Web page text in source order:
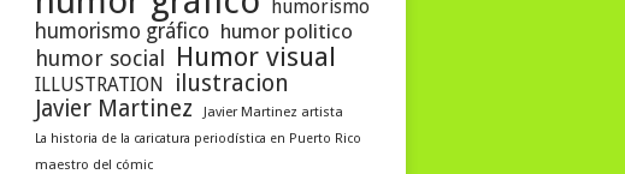
humorismo
humorismo gráfico humor politico
humor social Humor visual
ILLUSTRATION
ilustracion
Javier Martinez
Javier Martinez artista
La historia de la caricatura periodística en Puerto Rico
maestro del cómic